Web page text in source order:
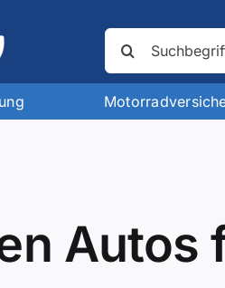
nach:
Autos